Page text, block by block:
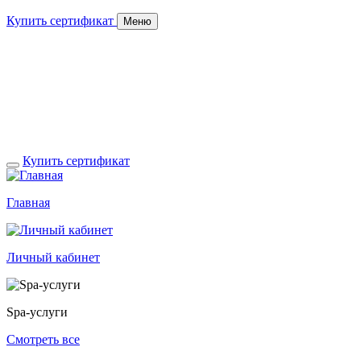
Купить сертификат Меню
Купить сертификат
Главная
Личный кабинет
Spa-услуги
Смотреть все